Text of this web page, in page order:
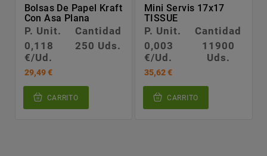
Bolsas De Papel Kraft
Con Asa Plana
P. Unit.
Cantidad
0,118
€/Ud.
250 Uds.
29,49 €
CARRITO
Mini Servis 17x17
TISSUE
P. Unit.
Cantidad
0,003
€/Ud.
11900
Uds.
35,62 €
CARRITO